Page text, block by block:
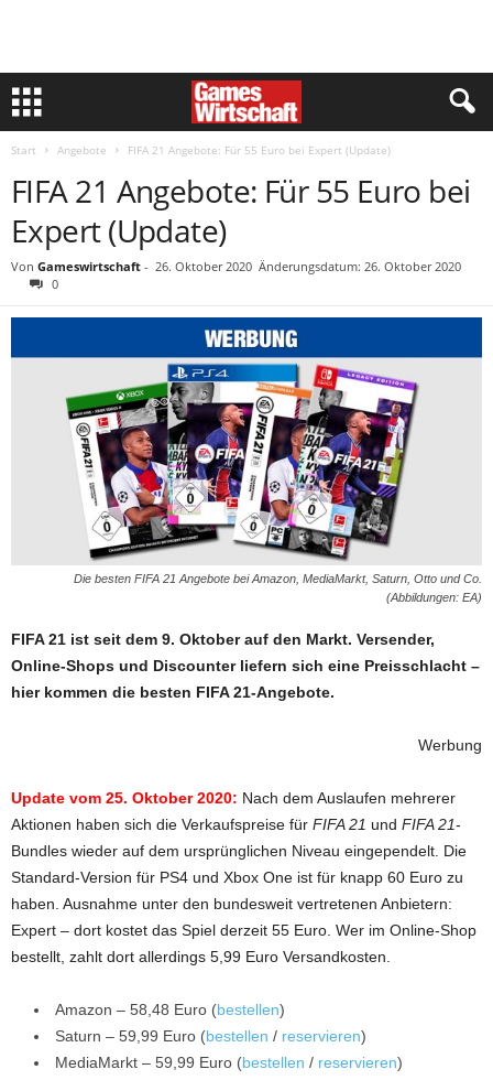
Start Angebote FIFA 21 Angebote: Für 55 Euro bei Expert (Update)
FIFA 21 Angebote: Für 55 Euro bei
Expert (Update)
Von Gameswirtschaft - 26. Oktober 2020 Änderungsdatum: 26. Oktober 2020
0
Die besten FIFA 21 Angebote bei Amazon, MediaMarkt, Saturn, Otto und Co.
(Abbildungen: EA)
FIFA 21 ist seit dem 9. Oktober auf den Markt. Versender,
Online-Shops und Discounter liefern sich eine Preisschlacht –
hier kommen die besten FIFA 21-Angebote.
Werbung
Update vom 25. Oktober 2020: Nach dem Auslaufen mehrerer
Aktionen haben sich die Verkaufspreise für FIFA 21 und FIFA 21-
Bundles wieder auf dem ursprünglichen Niveau eingependelt. Die
Standard-Version für PS4 und Xbox One ist für knapp 60 Euro zu
haben. Ausnahme unter den bundesweit vertretenen Anbietern:
Expert – dort kostet das Spiel derzeit 55 Euro. Wer im Online-Shop
bestellt, zahlt dort allerdings 5,99 Euro Versandkosten.
Amazon – 58,48 Euro (bestellen)
Saturn – 59,99 Euro (bestellen / reservieren)
MediaMarkt – 59,99 Euro (bestellen / reservieren)